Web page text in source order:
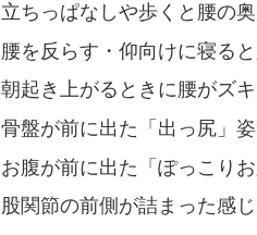
立ちっぱなしや歩くと腰の
腰を反らす・仰向けに寝る
朝起き上がるときに腰がズ
骨盤が前に出た「出っ尻」
お腹が前に出た「ぽっこり
股関節の前側が詰まった感